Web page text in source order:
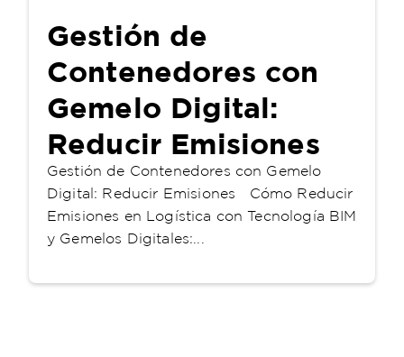
Gestión de
Contenedores con
Gemelo Digital:
Reducir Emisiones
Gestión de Contenedores con Gemelo
Digital: Reducir Emisiones Cómo Reducir
Emisiones en Logística con Tecnología BIM
y Gemelos Digitales:...